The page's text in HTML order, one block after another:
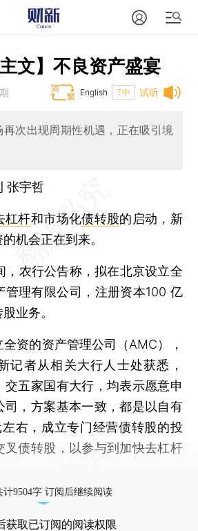
主文】不良资产盛宴
试听
T中
English
次出现周期性机遇，正在吸引境
张宇哲
杠杆和市场化债转股的启动，新
机会正在到来。
农行公告称，拟在北京设立全
管理有限公司，注册资本100 亿
业务。
的资产管理公司（AMC），
记者从相关大行人士处获悉，
交五家国有大行，均表示愿意申
司，方案基本一致，都是以自有
右，成立专门经营债转股的投
叉债转股，以参与到加快去杠杆
计9504字 订阅后继续阅读
获取已订阅的阅读权限